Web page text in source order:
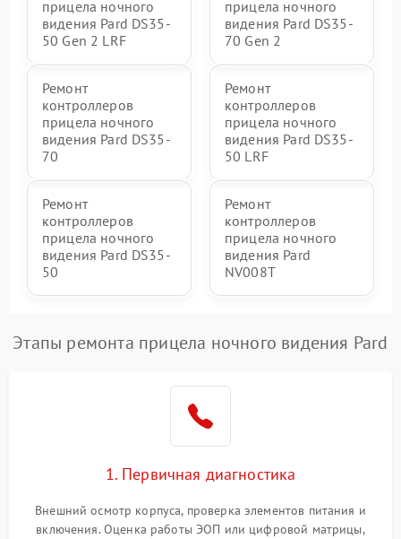
прицела ночного
видения Pard DS35-
50 Gen 2 LRF
прицела ночного
видения Pard DS35-
70 Gen 2
Ремонт
контроллеров
прицела ночного
видения Pard DS35-
70
Ремонт
контроллеров
прицела ночного
видения Pard DS35-
50 LRF
Ремонт
контроллеров
прицела ночного
видения Pard DS35-
50
Ремонт
контроллеров
прицела ночного
видения Pard
NV008T
Этапы ремонта прицела ночного видения Pard
1. Первичная диагностика
Внешний осмотр корпуса, проверка элементов питания и
включения. Оценка работы ЭОП или цифровой матрицы,